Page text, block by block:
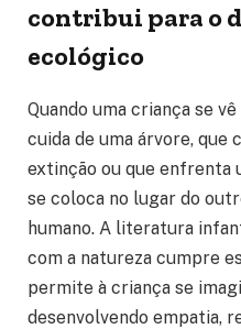
contribui para o
ecológico
Quando uma criança se
cuida de uma árvore, que
extinção ou que enfrenta
se coloca no lugar do
humano. A literatura
com a natureza cumpre
permite à criança se
desenvolvendo empatia,